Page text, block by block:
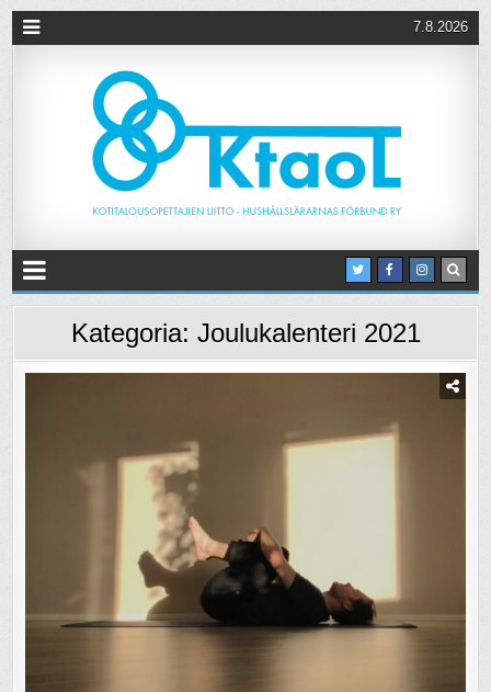
7.8.2026
Kategoria: Joulukalenteri 2021